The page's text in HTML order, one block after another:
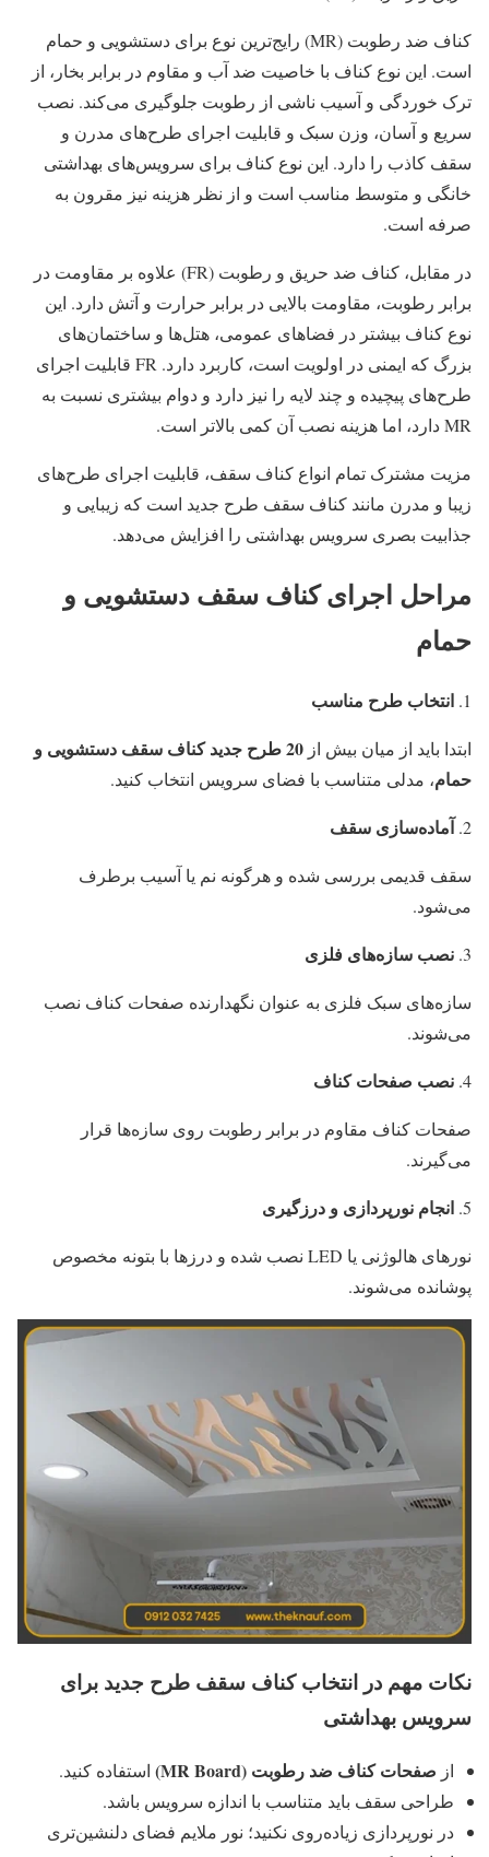
کناف ضد رطوبت (MR) رایج‌ترین نوع برای دستشویی و حمام
است. این نوع کناف با خاصیت ضد آب و مقاوم در برابر بخار، از
ترک خوردگی و آسیب ناشی از رطوبت جلوگیری می‌کند. نصب
سریع و آسان، وزن سبک و قابلیت اجرای طرح‌های مدرن و
سقف کاذب را دارد. این نوع کناف برای سرویس‌های بهداشتی
خانگی و متوسط مناسب است و از نظر هزینه نیز مقرون به
صرفه است.
در مقابل، کناف ضد حریق و رطوبت (FR) علاوه بر مقاومت در
برابر رطوبت، مقاومت بالایی در برابر حرارت و آتش دارد. این
نوع کناف بیشتر در فضاهای عمومی، هتل‌ها و ساختمان‌های
بزرگ که ایمنی در اولویت است، کاربرد دارد. FR قابلیت اجرای
طرح‌های پیچیده و چند لایه را نیز دارد و دوام بیشتری نسبت به
MR دارد، اما هزینه نصب آن کمی بالاتر است.
مزیت مشترک تمام انواع کناف سقف، قابلیت اجرای طرح‌های
زیبا و مدرن مانند کناف سقف طرح جدید است که زیبایی و
جذابیت بصری سرویس بهداشتی را افزایش می‌دهد.
مراحل اجرای کناف سقف دستشویی و
حمام
انتخاب طرح مناسب
ابتدا باید از میان بیش از 20طرح جدید کناف سقف دستشویی و
حمام، مدلی متناسب با فضای سرویس انتخاب کنید.
آماده‌سازی سقف
سقف قدیمی بررسی شده و هرگونه نم یا آسیب برطرف
می‌شود.
نصب سازه‌های فلزی
سازه‌های سبک فلزی به عنوان نگهدارنده صفحات کناف نصب
می‌شوند.
نصب صفحات کناف
صفحات کناف مقاوم در برابر رطوبت روی سازه‌ها قرار
می‌گیرند.
انجام نورپردازی و درزگیری
نورهای هالوژنی یا LED نصب شده و درزها با بتونه مخصوص
پوشانده می‌شوند.
نکات مهم در انتخاب کناف سقف طرح جدید برای
سرویس بهداشتی
از صفحات کناف ضد رطوبت (MR Board)
استفاده کنید.
طراحی سقف باید متناسب با اندازه سرویس باشد.
در نورپردازی زیاده‌روی نکنید؛ نور ملایم فضای دلنشین‌تری